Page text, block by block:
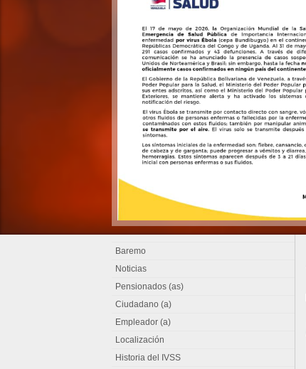
Baremo
Noticias
Pensionados (as)
Ciudadano (a)
Empleador (a)
Localización
Historia del IVSS